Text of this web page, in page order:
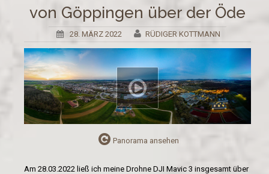
von Göppingen über der Öde
28. MÄRZ 2022 RÜDIGER KOTTMANN
Panorama ansehen
Am 28.03.2022 ließ ich meine Drohne DJI Mavic 3 insgesamt über